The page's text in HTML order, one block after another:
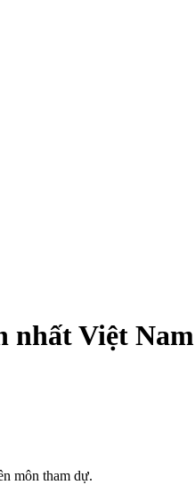
nhất Việt Nam
môn tham dự.